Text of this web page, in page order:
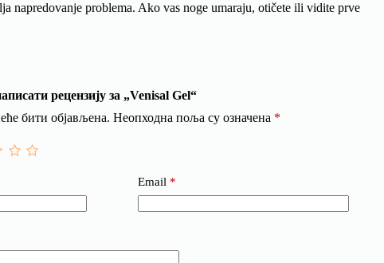
napredovanje problema. Ako vas noge umaraju, otičete ili vidite prve
рецензију за „Venisal Gel“
бити објављена. Неопходна поља су означена *
Email*